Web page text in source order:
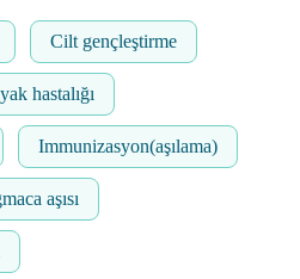
Cilt gençleştirme
hastalığı
Immunizasyon(aşılama)
aşısı